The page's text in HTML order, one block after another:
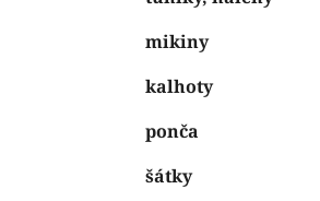
mikiny
kalhoty
ponča
šátky